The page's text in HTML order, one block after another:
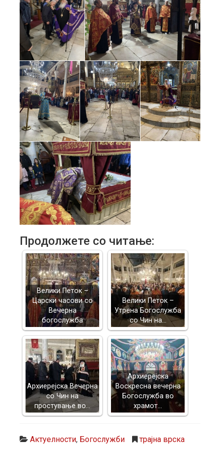
Продолжете со читање:
Велики Петок –
Царски часови со
Вечерна
богослужба
Велики Петок –
Утрена Богослужба
со Чин на…
Архиерејска Вечерна
со Чин на
простување во…
Архиерејска
Воскресна вечерна
Богослужба во
храмот…
Актуелности, Богослужби трајна врска